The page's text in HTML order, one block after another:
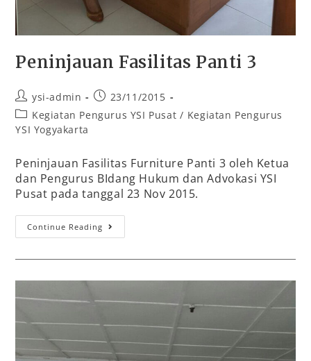
Peninjauan Fasilitas Panti 3
ysi-admin
23/11/2015
Kegiatan Pengurus YSI Pusat / Kegiatan Pengurus
YSI Yogyakarta
Peninjauan Fasilitas Furniture Panti 3 oleh Ketua
dan Pengurus BIdang Hukum dan Advokasi YSI
Pusat pada tanggal 23 Nov 2015.
Continue Reading